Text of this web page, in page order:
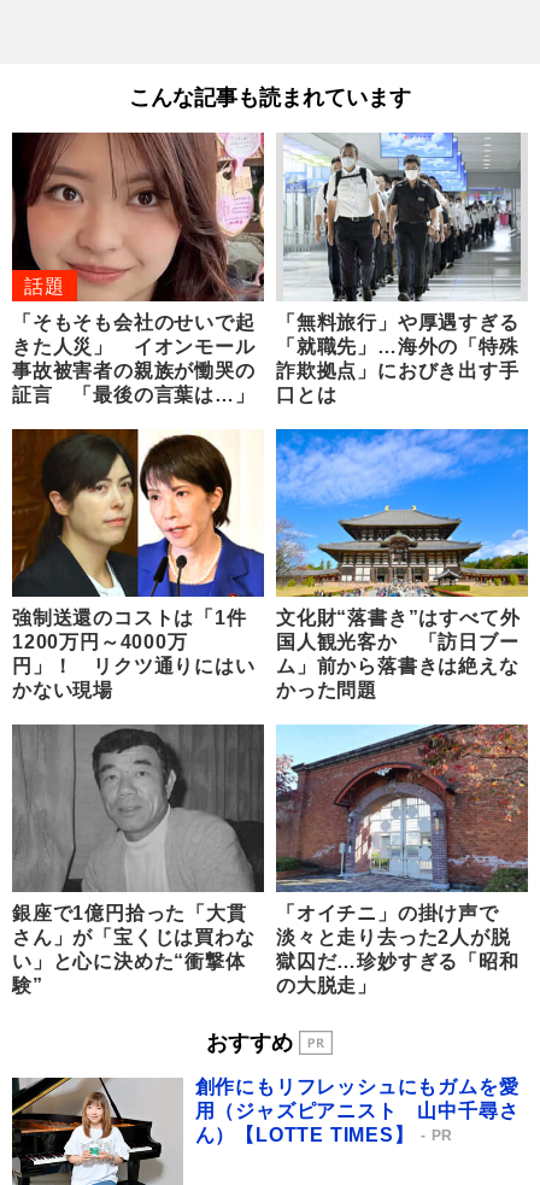
こんな記事も読まれています
話題
「そもそも会社のせいで起
きた人災」 イオンモール
事故被害者の親族が慟哭の
証言 「最後の言葉は…」
「無料旅行」や厚遇すぎる
「就職先」…海外の「特殊
詐欺拠点」におびき出す手
口とは
強制送還のコストは「1件
1200万円～4000万
円」！ リクツ通りにはい
かない現場
文化財“落書き”はすべて外
国人観光客か 「訪日ブー
ム」前から落書きは絶えな
かった問題
銀座で1億円拾った「大貫
さん」が「宝くじは買わな
い」と心に決めた“衝撃体
験”
「オイチニ」の掛け声で
淡々と走り去った2人が脱
獄囚だ…珍妙すぎる「昭和
の大脱走」
おすすめ
創作にもリフレッシュにもガムを愛
用（ジャズピアニスト 山中千尋さ
ん）【LOTTE TIMES】
PR